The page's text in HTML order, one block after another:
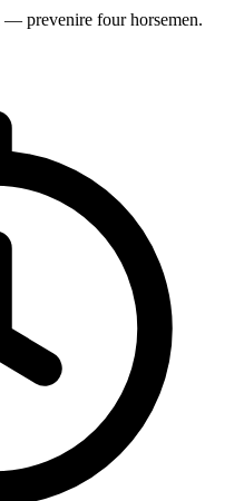
prevenire four horsemen.